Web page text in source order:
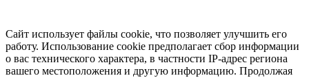
Сайт использует файлы cookie, что позволяет улучшить его
работу. Использование cookie предполагает сбор информации
о вас технического характера, в частности IP-адрес региона
вашего местоположения и другую информацию. Продолжая